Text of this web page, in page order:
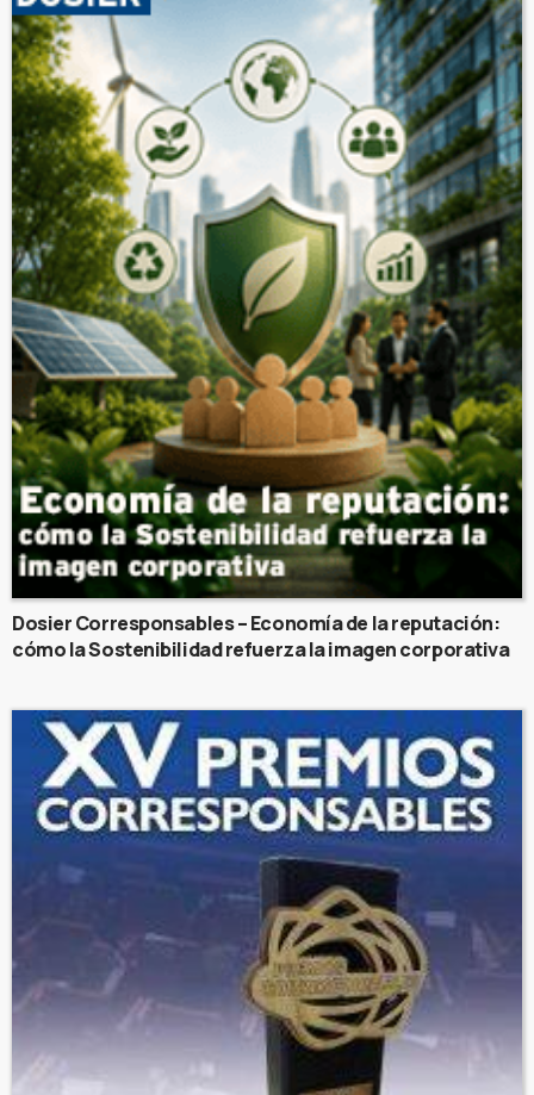
Dosier Corresponsables – Economía de la reputación:
cómo la Sostenibilidad refuerza la imagen corporativa